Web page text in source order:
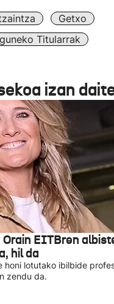
Getxo
Titularrak
izan
EITBren
hil da
honi lotutako ibilbide
zendu da.